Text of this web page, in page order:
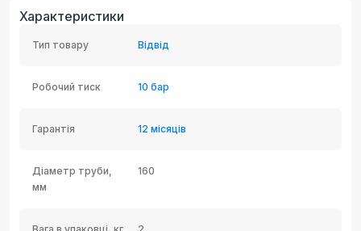
Характеристики
Тип товару Відвід
Робочий тиск 10 бар
Гарантія 12 місяців
Діаметр труби,
мм
160